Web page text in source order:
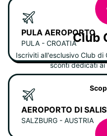
PULA AEROPORTO
PULA - CROATIA
AEROPORTO DI
SALZBURG - AUSTRIA
Club
Iscriviti all'esclusivo Club
sconti dedicati ai